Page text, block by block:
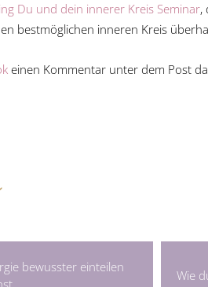
Du und dein innerer Kreis Seminar,
bestmöglichen inneren Kreis
einen Kommentar unter dem Post
bewusster einteilen
Wie